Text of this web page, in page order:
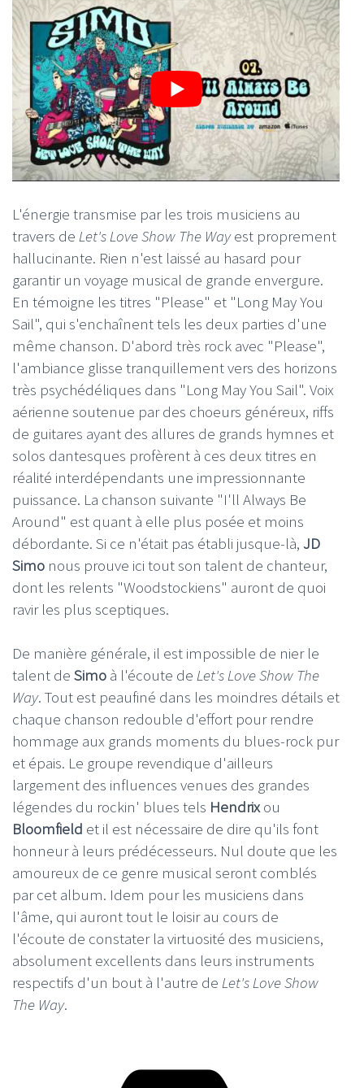
L'énergie transmise par les trois musiciens au
travers de Let's Love Show The Wayest proprement
hallucinante. Rien n'est laissé au hasard pour
garantir un voyage musical de grande envergure.
En témoigne les titres "Please" et "Long May You
Sail", qui s'enchaînent tels les deux parties d'une
même chanson. D'abord très rock avec "Please",
l'ambiance glisse tranquillement vers des horizons
très psychédéliques dans "Long May You Sail". Voix
aérienne soutenue par des choeurs généreux, riffs
de guitares ayant des allures de grands hymnes et
solos dantesques profèrent à ces deux titres en
réalité interdépendants une impressionnante
puissance. La chanson suivante "I'll Always Be
Around" est quant à elle plus posée et moins
débordante. Si ce n'était pas établi jusque-là, JD
Simo nous prouve ici tout son talent de chanteur,
dont les relents "Woodstockiens" auront de quoi
ravir les plus sceptiques.
De manière générale, il est impossible de nier le
talent de Simo à l'écoute de Let's Love Show The
Way. Tout est peaufiné dans les moindres détails et
chaque chanson redouble d'effort pour rendre
hommage aux grands moments du blues-rock pur
et épais. Le groupe revendique d'ailleurs
largement des influences venues des grandes
légendes du rockin' blues tels Hendrix ou
Bloomfield et il est nécessaire de dire qu'ils font
honneur à leurs prédécesseurs. Nul doute que les
amoureux de ce genre musical seront comblés
par cet album. Idem pour les musiciens dans
l'âme, qui auront tout le loisir au cours de
l'écoute de constater la virtuosité des musiciens,
absolument excellents dans leurs instruments
respectifs d'un bout à l'autre de Let's Love Show
The Way.